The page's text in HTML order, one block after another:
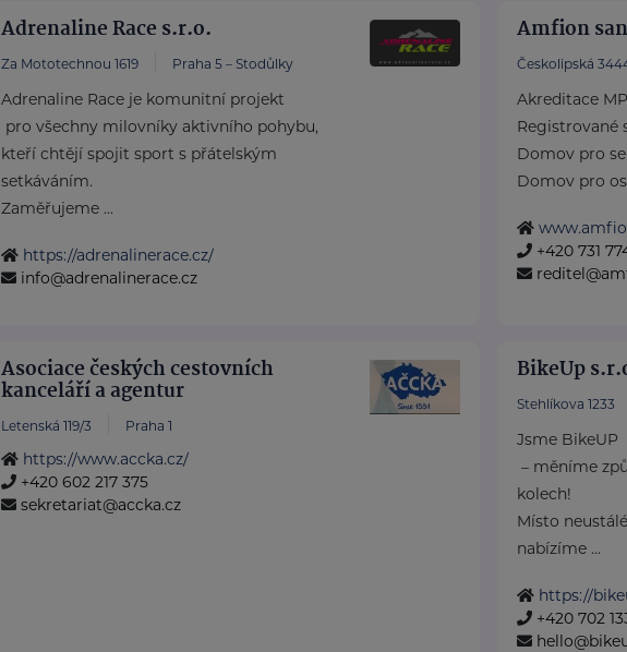
Adrenaline Race s.r.o.
Za Mototechnou 1619 Praha 5 – Stodůlky
Adrenaline Race je komunitní projekt
pro všechny milovníky aktivního pohybu,
kteří chtějí spojit sport s přátelským
setkáváním.
Zaměřujeme ...
https://adrenalinerace.cz/
info@adrenalinerace.cz
Amfion
Českolipská
Akreditace
Registrované
Domov pro
Domov pro
+420 731
Asociace českých cestovních
kanceláří a agentur
Letenská 119/3 Praha 1
https://www.accka.cz/
+420 602 217 375
sekretariat@accka.cz
BikeUp
Stehlíkova 1233
Jsme BikeUP
– měníme
kolech!
Místo
nabízíme ...
https://
+420 702